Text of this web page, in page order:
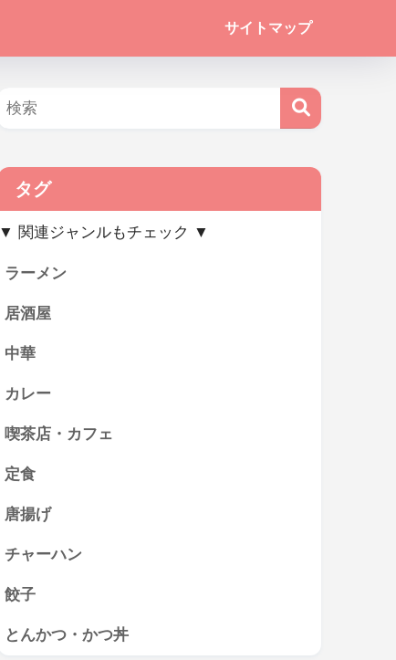
サイトマップ
タグ
▼ 関連ジャンルもチェック ▼
ラーメン
居酒屋
中華
カレー
喫茶店・カフェ
定食
唐揚げ
チャーハン
餃子
とんかつ・かつ丼